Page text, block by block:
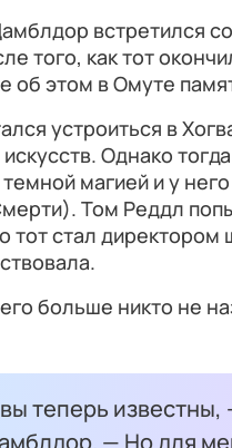
встретился
того, как тот
об этом в Омуте
устроиться в
Однако
магией и у него
Том Реддл
тот стал директором
больше никто не
теперь известны,
— Но для